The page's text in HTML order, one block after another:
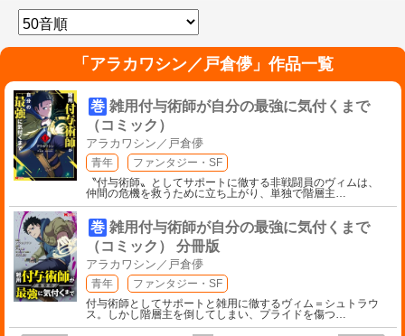
「 アラカワシン／戸倉儚」作品一覧
巻 雑用付与術師が自分の最強に気付くまで
（コミック）
アラカワシン／戸倉儚
青年
ファンタジー・SF
〝付与術師〟としてサポートに徹する非戦闘員のヴィムは、
仲間の危機を救うために立ち上がり、単独で階層主…
巻 雑用付与術師が自分の最強に気付くまで
（コミック） 分冊版
アラカワシン／戸倉儚
青年
ファンタジー・SF
付与術師としてサポートと雑用に徹するヴィム＝シュトラウ
ス。しかし階層主を倒してしまい、プライドを傷つ…